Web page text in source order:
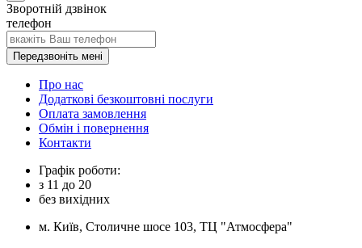
Зворотній дзвінок
телефон
Передзвоніть мені
Про нас
Додаткові безкоштовні послуги
Оплата замовлення
Обмін і повернення
Контакти
Графік роботи:
з 11 до 20
без вихідних
м. Київ, Столичне шосе 103, ТЦ "Атмосфера"